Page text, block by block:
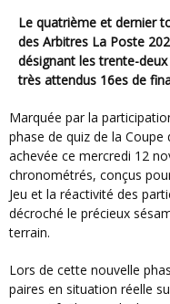
Le quatrième et dernier tour de quiz de la Coupe de France
des Arbitres La Poste
désignant les trente-
très attendus 16es de
Marquée par la participation record de plus de 8 600 arbitres, la
phase de quiz de la Coupe
achevée ce mercredi 12
chronométrés, conçus
Jeu et la réactivité des
décroché le précieux
terrain.
Lors de cette nouvelle phase, les officiels seront évalués par
paires en situation réelle